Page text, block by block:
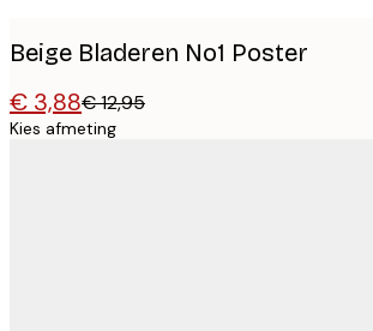
Beige Bladeren No1 Poster
€ 3,88€ 12,95
Kies afmeting